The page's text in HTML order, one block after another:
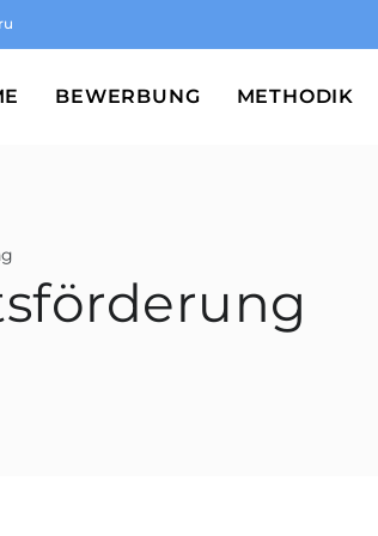
BEWERBUNG METHODIK